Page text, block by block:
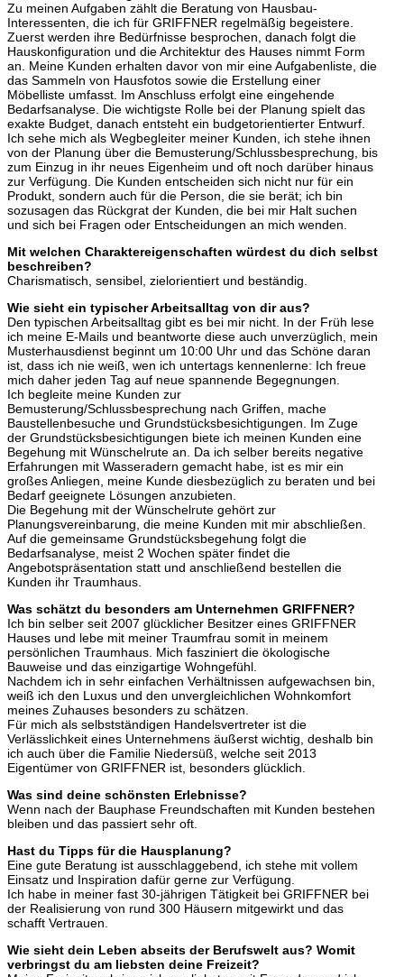
Zu meinen Aufgaben zählt die Beratung von Hausbau-
Interessenten, die ich für GRIFFNER regelmäßig begeistere.
Zuerst werden ihre Bedürfnisse besprochen, danach folgt die
Hauskonfiguration und die Architektur des Hauses nimmt Form
an. Meine Kunden erhalten davor von mir eine Aufgabenliste, die
das Sammeln von Hausfotos sowie die Erstellung einer
Möbelliste umfasst. Im Anschluss erfolgt eine eingehende
Bedarfsanalyse. Die wichtigste Rolle bei der Planung spielt das
exakte Budget, danach entsteht ein budgetorientierter Entwurf.
Ich sehe mich als Wegbegleiter meiner Kunden, ich stehe ihnen
von der Planung über die Bemusterung/Schlussbesprechung, bis
zum Einzug in ihr neues Eigenheim und oft noch darüber hinaus
zur Verfügung. Die Kunden entscheiden sich nicht nur für ein
Produkt, sondern auch für die Person, die sie berät; ich bin
sozusagen das Rückgrat der Kunden, die bei mir Halt suchen
und sich bei Fragen oder Entscheidungen an mich wenden.
Mit welchen Charaktereigenschaften würdest du dich selbst
beschreiben?
Charismatisch, sensibel, zielorientiert und beständig.
Wie sieht ein typischer Arbeitsalltag von dir aus?
Den typischen Arbeitsalltag gibt es bei mir nicht. In der Früh lese
ich meine E-Mails und beantworte diese auch unverzüglich, mein
Musterhausdienst beginnt um 10:00 Uhr und das Schöne daran
ist, dass ich nie weiß, wen ich untertags kennenlerne: Ich freue
mich daher jeden Tag auf neue spannende Begegnungen.
Ich begleite meine Kunden zur
Bemusterung/Schlussbesprechung nach Griffen, mache
Baustellenbesuche und Grundstücksbesichtigungen. Im Zuge
der Grundstücksbesichtigungen biete ich meinen Kunden eine
Begehung mit Wünschelrute an. Da ich selber bereits negative
Erfahrungen mit Wasseradern gemacht habe, ist es mir ein
großes Anliegen, meine Kunde diesbezüglich zu beraten und bei
Bedarf geeignete Lösungen anzubieten.
Die Begehung mit der Wünschelrute gehört zur
Planungsvereinbarung, die meine Kunden mit mir abschließen.
Auf die gemeinsame Grundstücksbegehung folgt die
Bedarfsanalyse, meist 2 Wochen später findet die
Angebotspräsentation statt und anschließend bestellen die
Kunden ihr Traumhaus.
Was schätzt du besonders am Unternehmen GRIFFNER?
Ich bin selber seit 2007 glücklicher Besitzer eines GRIFFNER
Hauses und lebe mit meiner Traumfrau somit in meinem
persönlichen Traumhaus. Mich fasziniert die ökologische
Bauweise und das einzigartige Wohngefühl.
Nachdem ich in sehr einfachen Verhältnissen aufgewachsen bin,
weiß ich den Luxus und den unvergleichlichen Wohnkomfort
meines Zuhauses besonders zu schätzen.
Für mich als selbstständigen Handelsvertreter ist die
Verlässlichkeit eines Unternehmens äußerst wichtig, deshalb bin
ich auch über die Familie Niedersüß, welche seit 2013
Eigentümer von GRIFFNER ist, besonders glücklich.
Was sind deine schönsten Erlebnisse?
Wenn nach der Bauphase Freundschaften mit Kunden bestehen
bleiben und das passiert sehr oft.
Hast du Tipps für die Hausplanung?
Eine gute Beratung ist ausschlaggebend, ich stehe mit vollem
Einsatz und Inspiration dafür gerne zur Verfügung.
Ich habe in meiner fast 30-jährigen Tätigkeit bei GRIFFNER bei
der Realisierung von rund 300 Häusern mitgewirkt und das
schafft Vertrauen.
Wie sieht dein Leben abseits der Berufswelt aus? Womit
verbringst du am liebsten deine Freizeit?